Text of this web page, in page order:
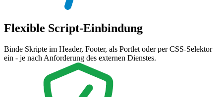
Flexible Script-Einbindung
Binde Skripte im Header, Footer, als Portlet oder per CSS-Selektor
ein - je nach Anforderung des externen Dienstes.